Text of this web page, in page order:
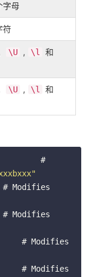
字母
符
\U , \l 和
\U , \l 和